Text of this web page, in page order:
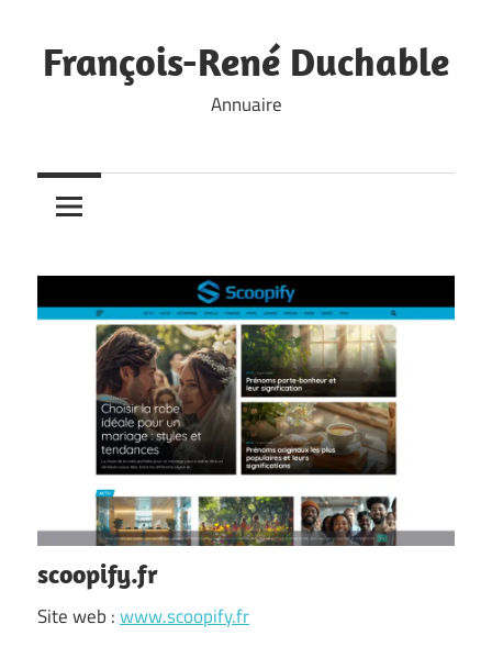
to
content
François-René Duchable
Annuaire
scoopify.fr
Site web :www.scoopify.fr